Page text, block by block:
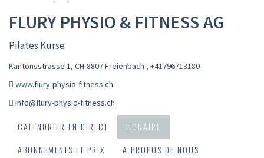
FLURY PHYSIO & FITNESS AG
Pilates Kurse
Kantonsstrasse 1, CH-8807 Freienbach , +41796713180
www.flury-physio-fitness.ch
info@flury-physio-fitness.ch
CALENDRIER EN DIRECT
HORAIRE
ABONNEMENTS ET PRIX
A PROPOS DE NOUS